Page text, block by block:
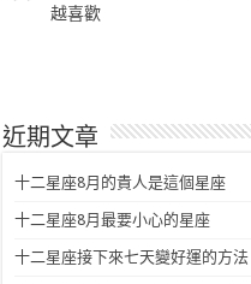
越喜歡
近期文章
十二星座8月的貴人是這個星座
十二星座8月最要小心的星座
十二星座接下來七天變好運的方法